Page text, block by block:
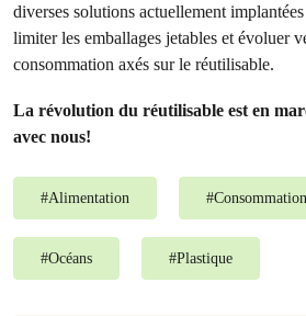
diverses solutions actuellement
limiter les emballages jetables et évoluer
consommation axés sur le réutilisable.
La révolution du réutilisable est en
avec nous!
#Alimentation #Consommation
#Océans #Plastique